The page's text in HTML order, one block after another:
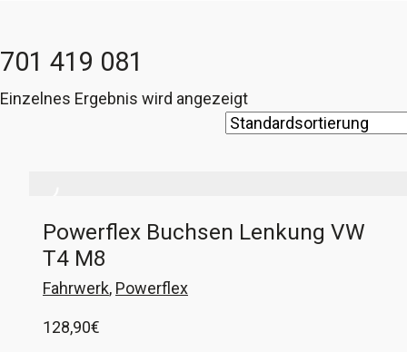
701 419 081
Einzelnes Ergebnis wird angezeigt
Powerflex Buchsen Lenkung VW
T4 M8
Fahrwerk, Powerflex
128,90€